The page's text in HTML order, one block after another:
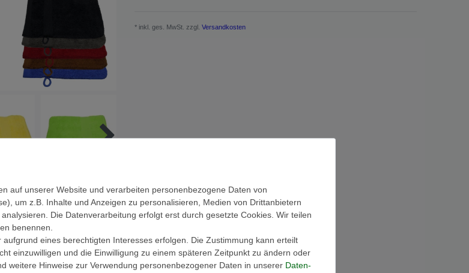
* inkl. ges. MwSt. zzgl. Versandkosten
auf unserer Website und verarbeiten personenbezogene Daten von
um z.B. Inhalte und Anzeigen zu personalisieren, Medien von Drittanbietern
Die Datenverarbeitung erfolgt erst durch gesetzte Cookies. Wir teilen
benennen.
eines berechtigten Interesses erfolgen. Die Zustimmung kann erteilt
einzuwilligen und die Einwilligung zu einem späteren Zeitpunkt zu ändern oder
weitere Hinweise zur Verwendung personenbezogener Daten in unserer Daten­